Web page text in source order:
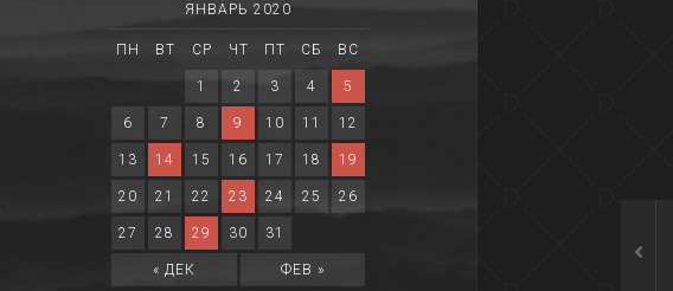
ЯНВАРЬ 2020
ПН ВТ СР ЧТ ПТ СБ ВС
1 2 3 4 5
6 7 8 9 10 11 12
13 14 15 16 17 18 19
20 21 22 23 24 25 26
27 28 29 30 31
« ДЕК ФЕВ »